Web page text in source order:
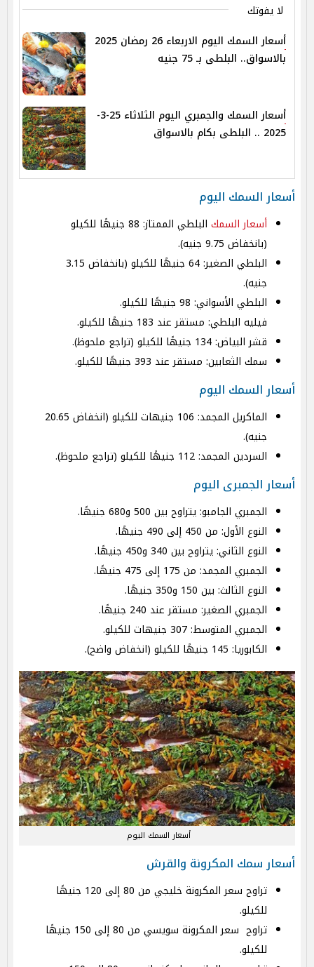
لا يفوتك
أسعار السمك اليوم الاربعاء 26 رمضان 2025
بالاسواق.. البلطى بـ 75 جنيه
أسعار السمك والجمبري اليوم الثلاثاء 25-3-
2025 .. البلطى بكام بالاسواق
أسعار السمك اليوم
أسعار السمك
البلطي الممتاز: 88 جنيهًا للكيلو
(بانخفاض 9.75 جنيه).
البلطي الصغير: 64 جنيهًا للكيلو (بانخفاض 3.15
جنيه).
البلطي الأسواني: 98 جنيهًا للكيلو.
فيليه البلطي: مستقر عند 183 جنيهًا للكيلو.
قشر البياض: 134 جنيهًا للكيلو (تراجع ملحوظ).
سمك الثعابين: مستقر عند 393 جنيهًا للكيلو.
أسعار السمك اليوم
الماكريل المجمد: 106 جنيهات للكيلو (انخفاض 20.65
جنيه).
السردين المجمد: 112 جنيهًا للكيلو (تراجع ملحوظ).
أسعار الجمبرى اليوم
الجمبري الجامبو: يتراوح بين 500 و680 جنيهًا.
النوع الأول: من 450 إلى 490 جنيهًا.
النوع الثاني: يتراوح بين 340 و450 جنيهًا.
الجمبري المجمد: من 175 إلى 475 جنيهًا.
النوع الثالث: بين 150 و350 جنيهًا.
الجمبري الصغير: مستقر عند 240 جنيهًا.
الجمبري المتوسط: 307 جنيهات للكيلو.
الكابوريا: 145 جنيهًا للكيلو (انخفاض واضح).
أسعار السمك اليوم
أسعار سمك المكرونة والقرش
تراوح سعر المكرونة خليجي من 80 إلى 120 جنيهًا
للكيلو.
تراوح سعر المكرونة سويسي من 80 إلى 150 جنيهًا
للكيلو.